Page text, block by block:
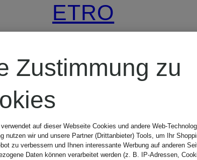
ETRO
Pouch MINI
Bestpreis:65 €
Zustimmung zu
auf dieser Webseite Cookies und andere Web-
nutzen wir und unsere Partner (Drittanbieter) Tools, um Ihr
zu verbessern und Ihnen interessante Werbung auf anderen
Daten können verarbeitet werden (z. B. IP-Adressen,